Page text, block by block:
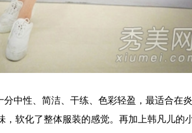
中性、简洁、干练、色彩轻盈，最适合在
软化了整体服装的感觉。再加上韩凡儿的